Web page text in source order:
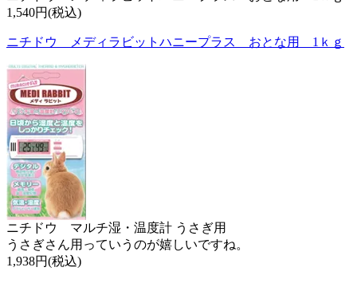
1,540円(税込)
ニチドウ メディラビットハニープラス おとな用 1ｋｇ
ニチドウ マルチ湿・温度計 うさぎ用
うさぎさん用っていうのが嬉しいですね。
1,938円(税込)